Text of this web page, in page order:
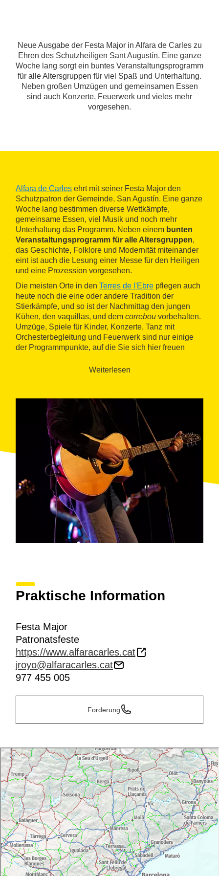
Neue Ausgabe der Festa Major in Alfara de Carles zu
Ehren des Schutzheiligen Sant Augustín. Eine ganze
Woche lang sorgt ein buntes Veranstaltungsprogramm
für alle Altersgruppen für viel Spaß und Unterhaltung.
Neben großen Umzügen und gemeinsamen Essen
sind auch Konzerte, Feuerwerk und vieles mehr
vorgesehen.
Alfara de Carles ehrt mit seiner Festa Major den
Schutzpatron der Gemeinde, San Agustín. Eine ganze
Woche lang bestimmen diverse Wettkämpfe,
gemeinsame Essen, viel Musik und noch mehr
Unterhaltung das Programm. Neben einem bunten
Veranstaltungsprogramm für alle Altersgruppen,
das Geschichte, Folklore und Modernität miteinander
eint ist auch die Lesung einer Messe für den Heiligen
und eine Prozession vorgesehen.
Die meisten Orte in den Terres de l'Ebre pflegen auch
heute noch die eine oder andere Tradition der
Stierkämpfe, und so ist der Nachmittag den jungen
Kühen, den vaquillas, und dem correbou vorbehalten.
Umzüge, Spiele für Kinder, Konzerte, Tanz mit
Orchesterbegleitung und Feuerwerk sind nur einige
der Programmpunkte, auf die Sie sich hier freuen
Weiterlesen
Praktische Information
Festa Major
Patronatsfeste
https://www.alfaracarles.cat
jroyo@alfaracarles.cat
977 455 005
Forderung